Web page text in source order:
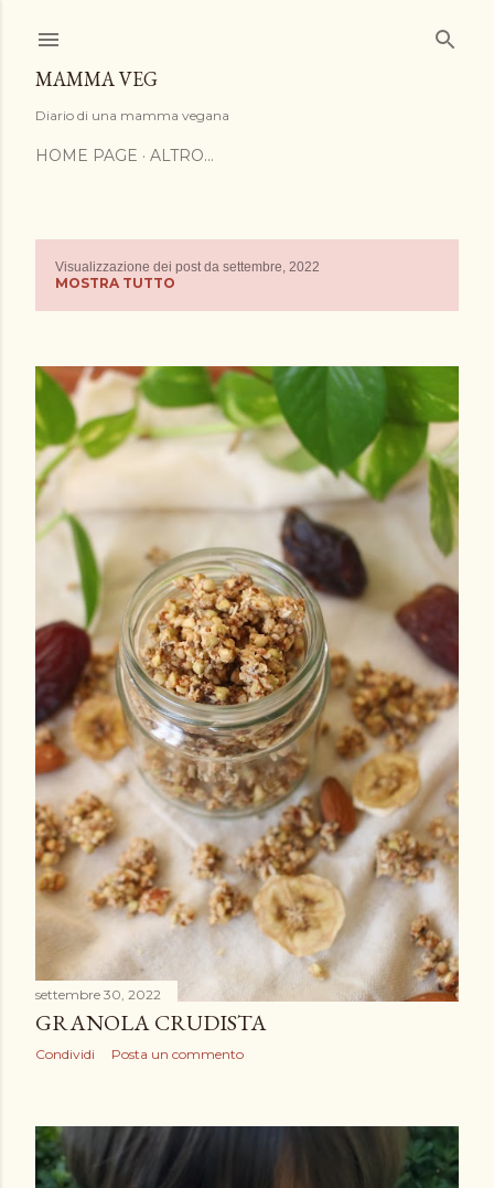
MAMMA VEG
Diario di una mamma vegana
HOME PAGE ALTRO…
s
t
Visualizzazione dei post da settembre, 2022
MOSTRA TUTTO
settembre 30, 2022
GRANOLA CRUDISTA
Condividi Posta un commento